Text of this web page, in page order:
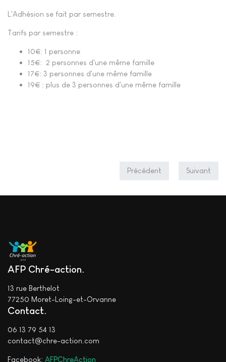
L'Adhésion se fait par semestre.
Tarifs par semestre :
10€: 1 personne
15€: 2 personnes d'une même famille
17€: 3 personnes d'une même famille
19€ : plus de 3 personnes d'une même famille
Précédent Suivant
AFP Chré-action
13 rue Berthelot
77250 Moret-Loing-et-Orvanne
Contact
06 13 79 54 13
contact@chre-action.com
Facebook: AFPChreAction